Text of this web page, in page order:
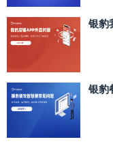
银豹
银豹